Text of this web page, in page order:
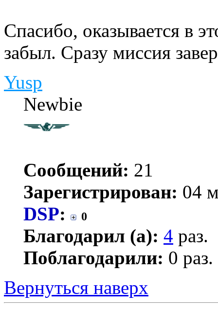
Спасибо, оказывается в
забыл. Сразу миссия
Yusp
Newbie
Сообщений: 21
Зарегистрирован: 04
DSP: 0
Благодарил (а): 4 раз.
Поблагодарили: 0 раз.
Вернуться наверх